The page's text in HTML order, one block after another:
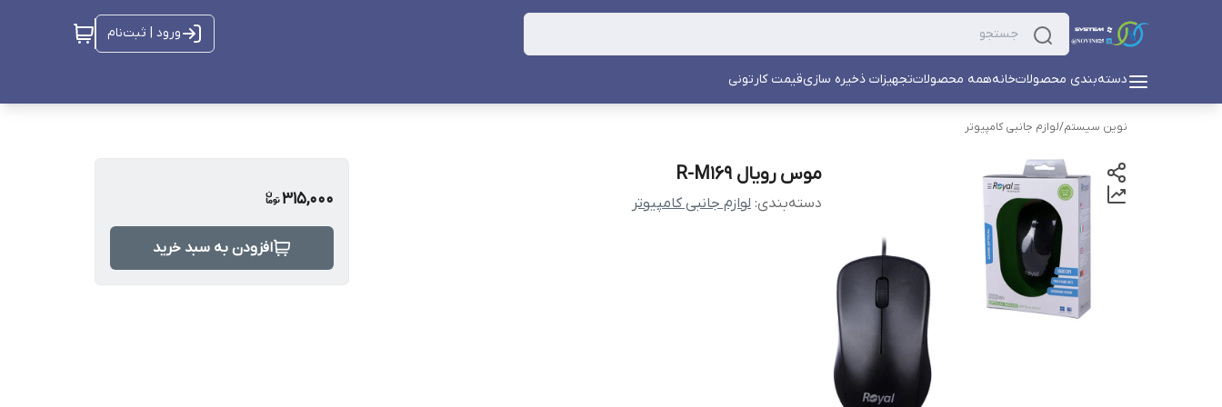
ورود | ثبت‌نام
دسته‌بندی محصولاتخانههمه محصولاتتجهیزات ذخیره سازیقیمت کارتونی
نوین سیستم/لوازم جانبی کامپیوتر
موس رویال R-M169
دسته‌بندی: لوازم جانبی کامپیوتر 315,000
افزودن به سبد خرید